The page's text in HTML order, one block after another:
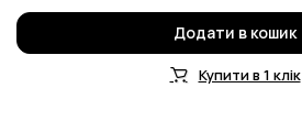
Додати в кошик
Купити в 1 клік